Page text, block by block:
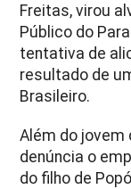
Freitas, virou
Público do
tentativa de
resultado de
Brasileiro.
Além do jovem
denúncia o
do filho de